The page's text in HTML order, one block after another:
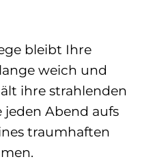
bleibt Ihre
weich und
ihre strahlenden
jeden Abend aufs
traumhaften